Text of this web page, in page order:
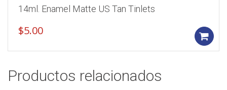
14ml. Enamel Matte US Tan Tinlets
$5.00
Productos relacionados